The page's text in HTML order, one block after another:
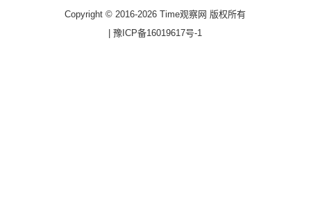
Copyright © 2016-2026 Time观察网 版权所有
|豫ICP备16019617号-1